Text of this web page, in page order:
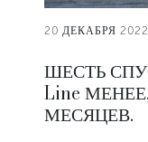
20 ДЕКАБРЯ 2022
ШЕСТЬ
Line
МЕСЯЦЕВ.